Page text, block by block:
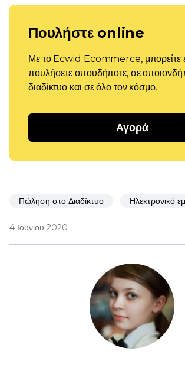
Πουλήστε online
Με το Ecwid Ecommerce, μπορείτε
πουλήσετε οπουδήποτε, σε
διαδίκτυο και σε όλο τον κόσμο.
Αγορά
Πώληση στο Διαδίκτυο
4 Ιουνίου 2020